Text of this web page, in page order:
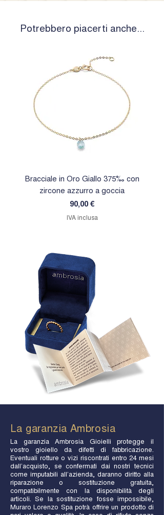
Potrebbero piacerti anche...
Bracciale in Oro Giallo 375‰ con
zircone azzurro a goccia
Prezzo
90,00 €
IVA inclusa
La garanzia Ambrosia
La garanzia Ambrosia Gioielli protegge il
vostro gioiello da difetti di fabbricazione.
Eventuali rotture o vizi riscontrati entro 24 mesi
dall’acquisto, se confermati dai nostri tecnici
come imputabili all’azienda, daranno diritto alla
riparazione o sostituzione gratuita,
compatibilmente con la disponibilità degli
articoli. Se la sostituzione fosse impossibile,
Muraro Lorenzo Spa potrà offrire un prodotto di